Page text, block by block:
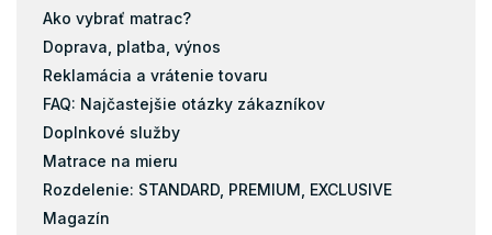
Rošty do postele 90x190
Rošty do postele 70x200
Ako vybrať matrac?
Doprava, platba, výnos
Reklamácia a vrátenie tovaru
FAQ: Najčastejšie otázky zákazníkov
Doplnkové služby
Matrace na mieru
Rozdelenie: STANDARD, PREMIUM, EXCLUSIVE
Magazín